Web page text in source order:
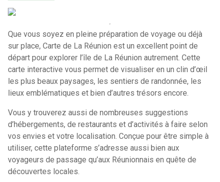
Que vous soyez en pleine préparation de voyage ou déjà
sur place, Carte de La Réunion est un excellent point de
départ pour explorer l’île de La Réunion autrement. Cette
carte interactive vous permet de visualiser en un clin d’œil
les plus beaux paysages, les sentiers de randonnée, les
lieux emblématiques et bien d’autres trésors encore.
Vous y trouverez aussi de nombreuses suggestions
d’hébergements, de restaurants et d’activités à faire selon
vos envies et votre localisation. Conçue pour être simple à
utiliser, cette plateforme s’adresse aussi bien aux
voyageurs de passage qu’aux Réunionnais en quête de
découvertes locales.